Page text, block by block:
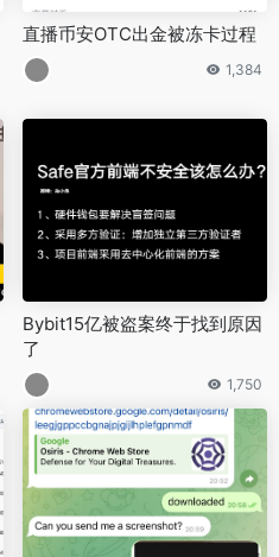
直播币安OTC出金被冻卡过程
1,384
Bybit15亿被盗案终于找到原因
了
1,750